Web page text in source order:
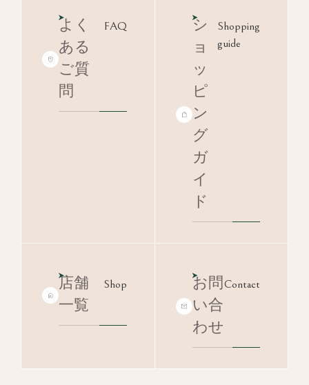
よく
ある
ご質
問
FAQ
シ
ョ
ッ
ピ
ン
グ
ガ
イ
ド
Shopping
guide
店舗
一覧
Shop
お問
い合
わせ
Contact